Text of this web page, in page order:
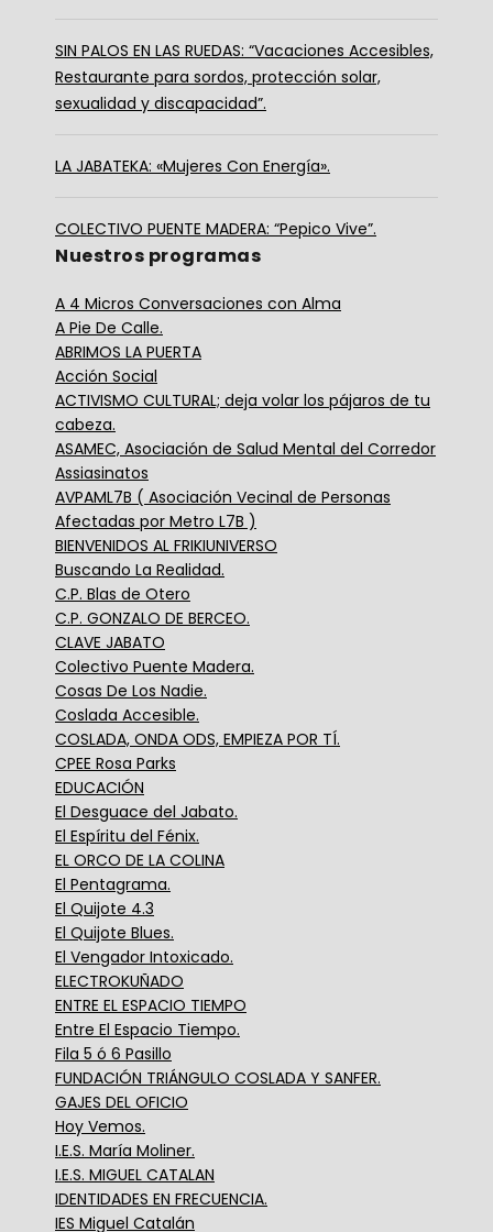
SIN PALOS EN LAS RUEDAS: “Vacaciones Accesibles,
Restaurante para sordos, protección solar,
sexualidad y discapacidad”.
LA JABATEKA: «Mujeres Con Energía».
COLECTIVO PUENTE MADERA: “Pepico Vive”.
Nuestros programas
A 4 Micros Conversaciones con Alma
A Pie De Calle.
ABRIMOS LA PUERTA
Acción Social
ACTIVISMO CULTURAL; deja volar los pájaros de tu
cabeza.
ASAMEC, Asociación de Salud Mental del Corredor
Assiasinatos
AVPAML7B ( Asociación Vecinal de Personas
Afectadas por Metro L7B )
BIENVENIDOS AL FRIKIUNIVERSO
Buscando La Realidad.
C.P. Blas de Otero
C.P. GONZALO DE BERCEO.
CLAVE JABATO
Colectivo Puente Madera.
Cosas De Los Nadie.
Coslada Accesible.
COSLADA, ONDA ODS, EMPIEZA POR TÍ.
CPEE Rosa Parks
EDUCACIÓN
El Desguace del Jabato.
El Espíritu del Fénix.
EL ORCO DE LA COLINA
El Pentagrama.
El Quijote 4.3
El Quijote Blues.
El Vengador Intoxicado.
ELECTROKUÑADO
ENTRE EL ESPACIO TIEMPO
Entre El Espacio Tiempo.
Fila 5 ó 6 Pasillo
FUNDACIÓN TRIÁNGULO COSLADA Y SANFER.
GAJES DEL OFICIO
Hoy Vemos.
I.E.S. María Moliner.
I.E.S. MIGUEL CATALAN
IDENTIDADES EN FRECUENCIA.
IES Miguel Catalán